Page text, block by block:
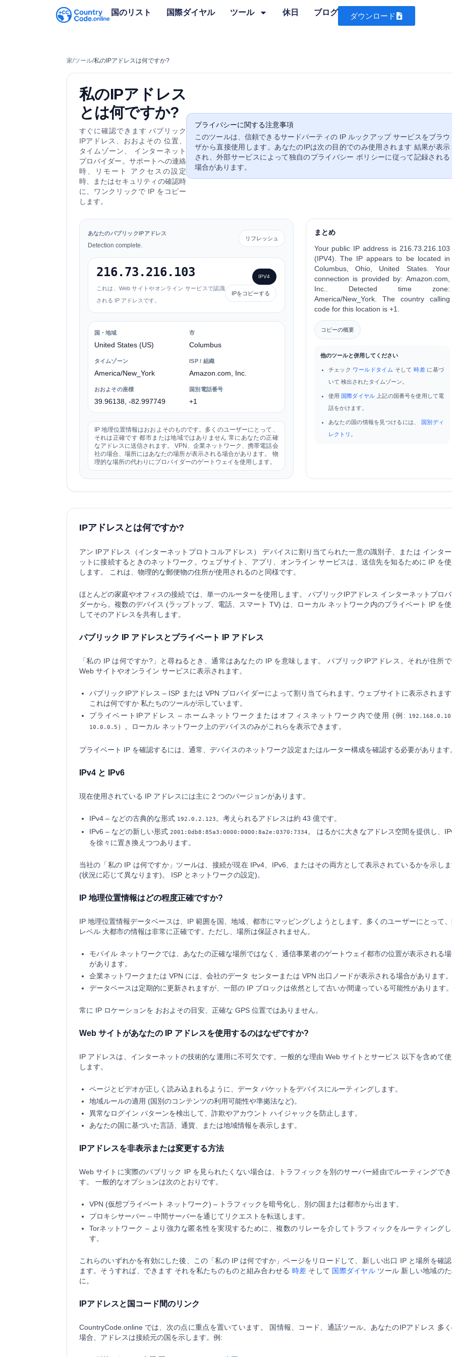
国のリスト 国際ダイヤル ツール 休日 ブログ ダウンロード
家/ツール/私のIPアドレスは何ですか?
私のIPアドレス
とは何ですか?
すぐに確認できますパブリック
IPアドレス
、おおよその位置
タイムゾーン、 インターネット
プロバイダー。サポートへの連絡
時、リモート アクセスの設定
時、またはセキュリティの確認時
に、ワンクリックで IP をコピー
します。
プライバシーに関する注意事項
このツールは、信頼できるサードパーティの IP ルックアップ サービスをブラウ
ザから直接使用します。あなたのIPは次の目的でのみ使用されます 結果が表示
され、外部サービスによって独自のプライバシー ポリシーに従って記録される
場合があります。
あなたのパブリックIPアドレス
Detection complete.
リフレッシュ
216.73.216.103
これは、Web サイトやオンライン サービスで認識
される IP アドレスです。
IPV4
IPをコピーする
国・地域
United States (US)
市
Columbus
タイムゾーン
America/New_York
ISP / 組織
Amazon.com, Inc.
おおよその座標
39.96138, -82.997749
国別電話番号
+1
IP 地理位置情報はおおよそのものです。多くのユーザーにとって、
それは正確です都市または地域ではありません 常にあなたの正確
なアドレスに送信されます。 VPN、企業ネットワーク、携帯電話会
社の場合、場所にはあなたの場所が表示される場合があります。 物
理的な場所の代わりにプロバイダーのゲートウェイを使用します。
まとめ
Your public IP address is 216.73.216.103
(IPV4). The IP appears to be located in
Columbus, Ohio, United States. Your
connection is provided by: Amazon.com,
Inc.. Detected time zone:
America/New_York. The country calling
code for this location is +1.
コピーの概要
他のツールと併用してください
チェック ワールドタイム そして時差に基づ
いて 検出されたタイムゾーン。
使用 国際ダイヤル 上記の国番号を使用して電
話をかけます。
あなたの国の情報を見つけるには、
国別ディ
レクトリ
IPアドレスとは何ですか?
アン IPアドレス（インターネットプロトコルアドレス）
デバイスに割り当てられた一意の識別子、または インタ
ットに接続するときのネットワーク。ウェブサイト、アプリ、オンライン サービスは、送信先を知るために IP を使
します。 これは、物理的な郵便物の住所が使用されるのと同様です。
ほとんどの家庭やオフィスの接続では、単一のルーターを使用します。 パブリックIPアドレス インターネットプロバ
ダーから。複数のデバイス (ラップトップ、電話、スマート TV) は、ローカル ネットワーク内のプライベート IP を使
してそのアドレスを共有します。
パブリック IP アドレスとプライベート IP アドレス
「私の IP は何ですか?」と尋ねるとき、通常はあなたの IP を意味します。パブリックIPアドレス 。それが住所
Web サイトやオンライン サービスに表示されます。
パブリックIPアドレス – ISP または VPN プロバイダーによって割り当てられます。ウェブサイトに表示されます
これは何ですか 私たちのツールが示しています。
プライベートIPアドレス – ホームネットワークまたはオフィスネットワーク内で使用 (例: 192.168.0.10
10.0.0.5 ）。ローカル ネットワーク上のデバイスのみがこれらを表示できます。
プライベート IP を確認するには、通常、デバイスのネットワーク設定またはルーター構成を確認する必要があります
IPv4 と IPv6
現在使用されている IP アドレスには主に 2 つのバージョンがあります。
IPv4– などの古典的な形式 192.0.2.123 。考えられるアドレスは約 43 億です。
IPv6 – などの新しい形式2001:0db8:85a3:0000:0000:8a2e:0370:7334 。 はるかに大きなアドレス空間を提供し、
を徐々に置き換えつつあります。
当社の「私の IP は何ですか」ツールは、接続が現在 IPv4、IPv6、またはその両方として表示されているかを示し
(状況に応じて異なります)。 ISP とネットワークの設定)。
IP 地理位置情報はどの程度正確ですか?
IP 地理位置情報データベースは、IP 範囲を国、地域、都市にマッピングしようとします。多くのユーザーにとって、
レベル 大都市の情報は非常に正確です。ただし、場所は保証されません。
モバイル ネットワークでは、あなたの正確な場所ではなく、通信事業者のゲートウェイ都市の位置が表示される
があります。
企業ネットワークまたは VPN には、会社のデータ センターまたは VPN 出口ノードが表示される場合があります。
データベースは定期的に更新されますが、一部の IP ブロックは依然として古いか間違っている可能性があります。
常に IP ロケーションを おおよその目安、正確な GPS 位置ではありません。
Web サイトがあなたの IP アドレスを使用するのはなぜですか?
IP アドレスは、インターネットの技術的な運用に不可欠です。一般的な理由 Web サイトとサービス 以下を含めて使
します。
ページとビデオが正しく読み込まれるように、データ パケットをデバイスにルーティングします。
地域ルールの適用 (国別のコンテンツの利用可能性や準拠法など)。
異常なログイン パターンを検出して、詐欺やアカウント ハイジャックを防止します。
あなたの国に基づいた言語、通貨、または地域情報を表示します。
IPアドレスを非表示または変更する方法
Web サイトに実際のパブリック IP を見られたくない場合は、トラフィックを別のサーバー経由でルーティングでき
す。 一般的なオプションは次のとおりです。
VPN (仮想プライベート ネットワーク) – トラフィックを暗号化し、別の国または都市から出ます。
プロキシサーバー – 中間サーバーを通じてリクエストを転送します。
Torネットワーク – より強力な匿名性を実現するために、複数のリレーを介してトラフィックをルーティングし
す。
これらのいずれかを有効にした後、この「私の IP は何ですか」ページをリロードして、新しい出口 IP と場所を確認
ます。そうすれば、できます それを私たちのものと組み合わせる 時差 そして 国際ダイヤル ツール 新しい地域の
に。
IPアドレスと国コード間のリンク
CountryCode.online では、次の点に重点を置いています。 国情報、コード、通話ツール。あなたのIPアドレス 多
場合、アドレスは接続元の国を示します。例: